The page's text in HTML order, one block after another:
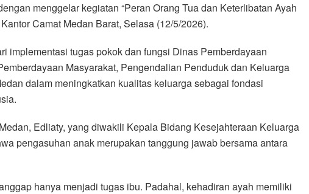
menggelar kegiatan “Peran Orang Tua dan Keterlibatan Ayah
Camat Medan Barat, Selasa (12/5/2026).
implementasi tugas pokok dan fungsi Dinas Pemberdayaan
Masyarakat, Pengendalian Penduduk dan Keluarga
dalam meningkatkan kualitas keluarga sebagai fondasi
Edliaty, yang diwakili Kepala Bidang Kesejahteraan Keluarga
pengasuhan anak merupakan tanggung jawab bersama antara
hanya menjadi tugas ibu. Padahal, kehadiran ayah memiliki